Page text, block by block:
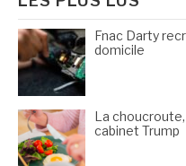
Fnac Darty
domicile
La
cabinet Trump